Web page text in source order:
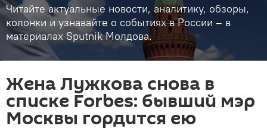
Читайте актуальные новости, аналитику, обзоры,
колонки и узнавайте о событиях в России – в
материалах Sputnik Молдова.
Жена Лужкова снова в
списке Forbes: бывший мэр
Москвы гордится ею